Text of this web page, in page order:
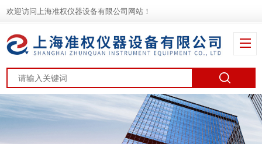
欢迎访问上海准权仪器设备有限公司网站！